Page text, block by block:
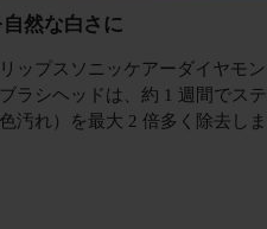
然な白さに
ップスソニッケアーダイヤモ
ラシヘッドは、約 1 週間でス
色汚れ）を最大 2 倍多く除去し